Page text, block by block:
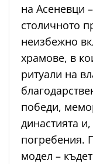
на Асеневци
столичното
неизбежно
храмове, в
ритуали на
победи,
династията
погребения.
модел –